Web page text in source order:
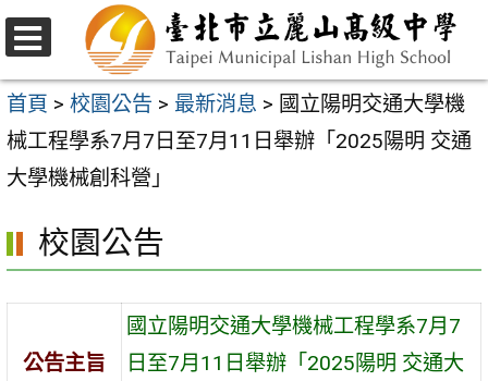
跳
至
主
要
內
區
選
單
首頁 > 校園公告 > 最新消息 > 國立陽明交通大學機
械工程學系7月7日至7月11日舉辦「2025陽明 交通
大學機械創科營」
校園公告
公告主旨
國立陽明交通大學機械工程學系7月7
日至7月11日舉辦「2025陽明 交通大